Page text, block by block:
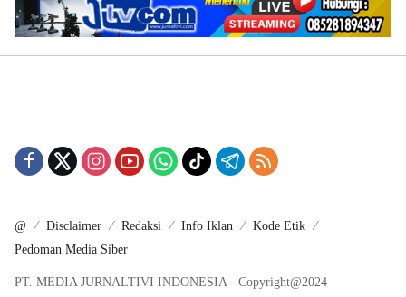
@ Disclaimer Redaksi Info Iklan
Kode Etik
Pedoman Media Siber
PT. MEDIA JURNALTIVI INDONESIA - Copyright@2024